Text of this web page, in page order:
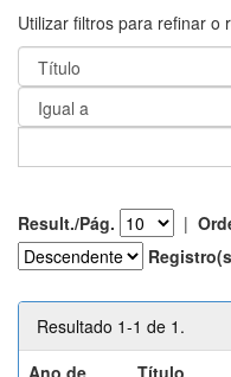
Utilizar filtros para refinar o
Result./Pág. |
Resultado 1-1 de 1.
Ano de
Título